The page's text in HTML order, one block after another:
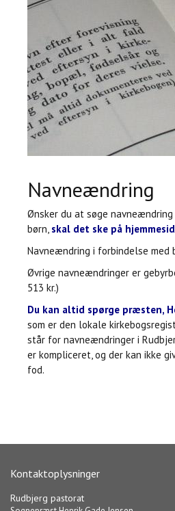
Navneændring
Ønsker du at søge
børn, skal det ske på
Navneændring i forbindelse med
Øvrige navneændringer er
513 kr.)
Du kan altid spørge præsten,
som er den lokale
står for navneændringer i
er kompliceret, og der kan ikke
fod.
Kontaktoplysninger
Rudbjerg pastorat